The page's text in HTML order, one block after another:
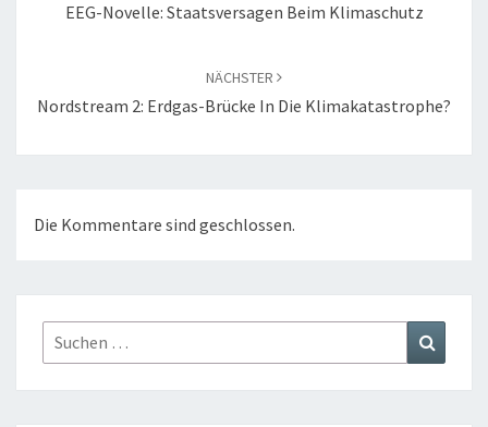
EEG-Novelle: Staatsversagen Beim Klimaschutz
NÄCHSTER
Nordstream 2: Erdgas-Brücke In Die Klimakatastrophe?
Die Kommentare sind geschlossen.
Suchen
nach: